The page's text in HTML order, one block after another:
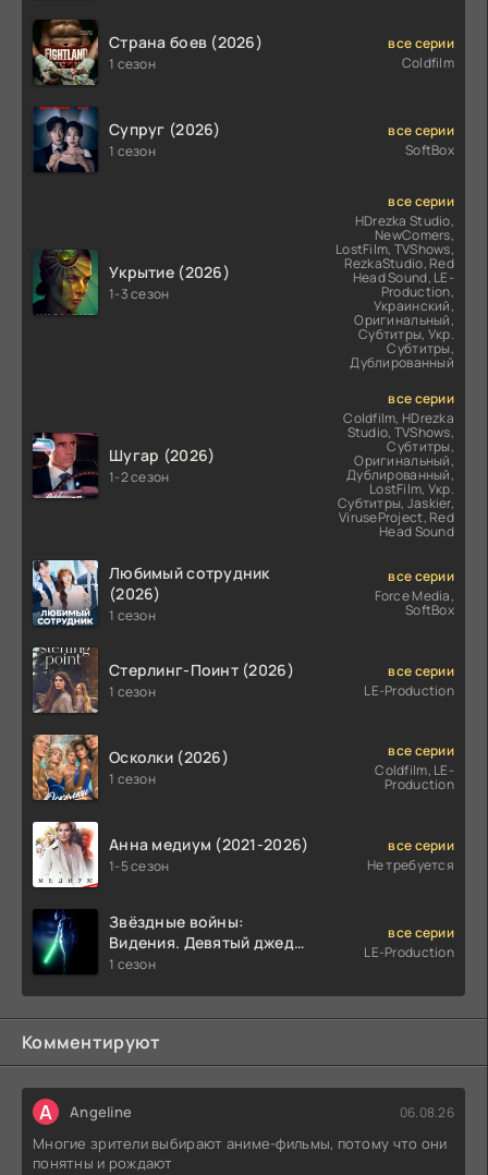
Страна боев (2026)
1 сезон
все серии
Coldfilm
Супруг (2026)
1 сезон
все серии
SoftBox
Укрытие (2026)
1-3 сезон
все серии
HDrezka Studio,
NewComers,
LostFilm, TVShows,
RezkaStudio, Red
Head Sound, LE-
Production,
Украинский,
Оригинальный,
Субтитры, Укр.
Субтитры,
Дублированный
Шугар (2026)
1-2 сезон
все серии
Coldfilm, HDrezka
Studio, TVShows,
Субтитры,
Оригинальный,
Дублированный,
LostFilm, Укр.
Субтитры, Jaskier,
ViruseProject, Red
Head Sound
Любимый сотрудник
(2026)
1 сезон
все серии
Force Media,
SoftBox
Стерлинг-Поинт (2026)
1 сезон
все серии
LE-Production
Осколки (2026)
1 сезон
все серии
Coldfilm, LE-
Production
Анна медиум (2021-2026)
1-5 сезон
все серии
Не требуется
Звёздные войны:
Видения. Девятый джедай
(2026)
1 сезон
все серии
LE-Production
Комментируют
A Angeline 06.08.26
Многие зрители выбирают аниме-фильмы, потому что они
понятны и рождают